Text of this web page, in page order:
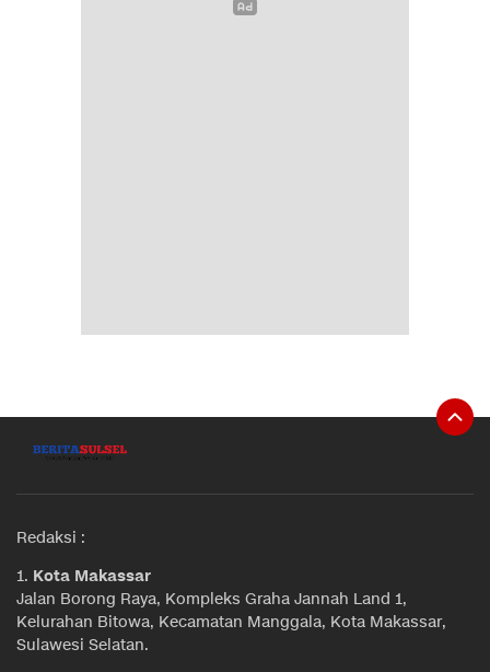
Redaksi :
1. Kota Makassar
Jalan Borong Raya, Kompleks Graha Jannah Land 1,
Kelurahan Bitowa, Kecamatan Manggala, Kota Makassar,
Sulawesi Selatan.